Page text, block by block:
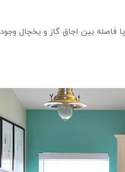
در نتیجه باید بین 4 تا 7 پا فاصله بین یخچال و سینک باشد، 4 تا 6 پا بین سینک و اجاق گاز و 4 تا 9 پا فاصله بین اجاق گاز و یخچال وجود